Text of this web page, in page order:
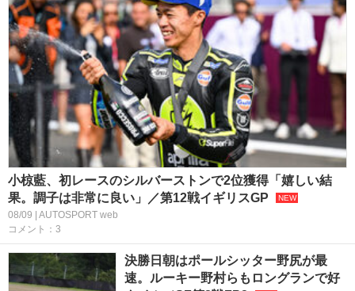
小椋藍、初レースのシルバーストンで2位獲得「嬉しい結
果。調子は非常に良い」／第12戦イギリスGP
08/09 | AUTOSPORT web
コメント：3
決勝日朝はポールシッター野尻が最
速。ルーキー野村らもロングランで好